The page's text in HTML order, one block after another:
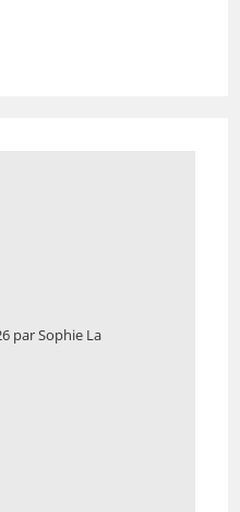
par Sophie La